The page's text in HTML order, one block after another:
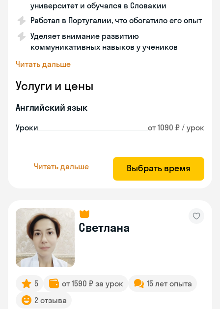
университет и обучался в Словакии
Работал в Португалии, что обогатило его опыт
Уделяет внимание развитию
коммуникативных навыков у учеников
Читать дальше
Услуги и цены
Английский язык
Уроки от 1090 ₽ / урок
Читать дальше Выбрать время
Светлана
5 от 1590 ₽ за урок
15 лет опыта
2 отзыва